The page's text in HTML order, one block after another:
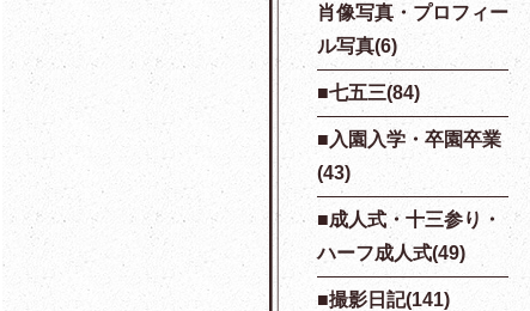
肖像写真・プロフィー
ル写真(6)
七五三(84)
入園入学・卒園卒業
(43)
成人式・十三参り・
ハーフ成人式(49)
撮影日記(141)